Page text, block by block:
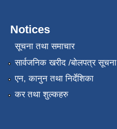
Notices
सूचना तथा समाचार
सार्वजनिक खरीद /बोलपत्र सूचना
एन, कानुन तथा निर्देशिका
कर तथा शुल्कहरु